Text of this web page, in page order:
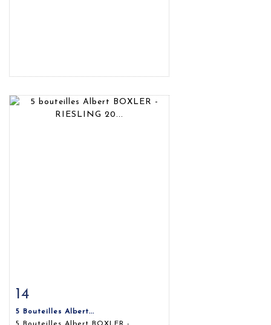
Fiche détaillée
14
5 Bouteilles Albert...